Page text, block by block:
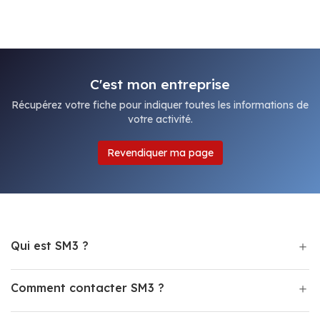
C'est mon entreprise
Récupérez votre fiche pour indiquer toutes les informations de
votre activité.
Revendiquer ma page
Qui est SM3 ?
Comment contacter SM3 ?